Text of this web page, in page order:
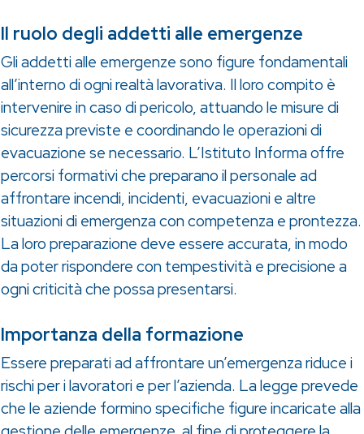
Il ruolo degli addetti alle emergenze
Gli addetti alle emergenze sono figure fondamentali
all’interno di ogni realtà lavorativa. Il loro compito è
intervenire in caso di pericolo, attuando le misure di
sicurezza previste e coordinando le operazioni di
evacuazione se necessario. L’Istituto Informa offre
percorsi formativi che preparano il personale ad
affrontare incendi, incidenti, evacuazioni e altre
situazioni di emergenza con competenza e prontezza.
La loro preparazione deve essere accurata, in modo
da poter rispondere con tempestività e precisione a
ogni criticità che possa presentarsi.
Importanza della formazione
Essere preparati ad affrontare un’emergenza riduce i
rischi per i lavoratori e per l’azienda. La legge prevede
che le aziende formino specifiche figure incaricate alla